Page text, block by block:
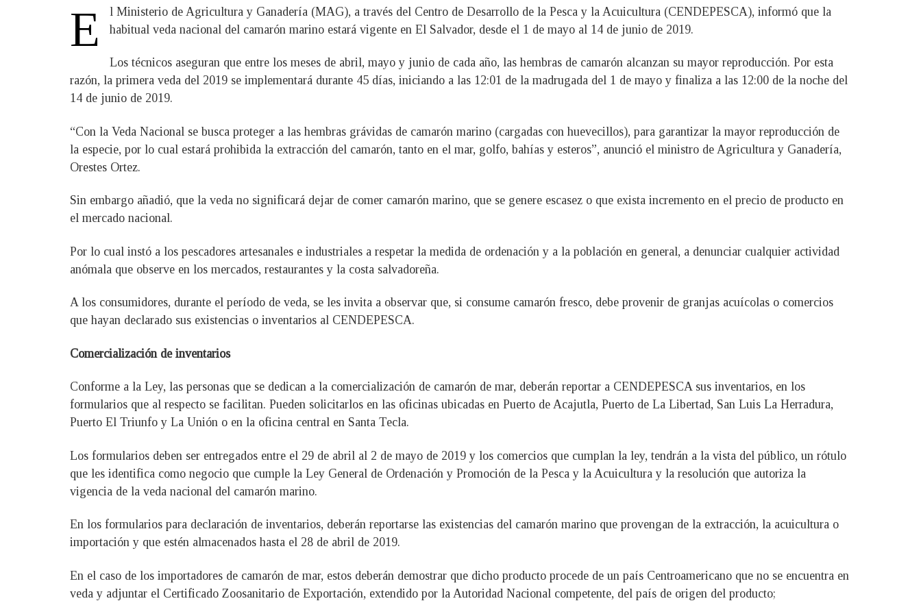
E
l Ministerio de Agricultura y Ganadería (MAG), a través del Centro de Desarrollo de la Pesca y la Acuicultura (CENDEPESCA), informó que la
habitual veda nacional del camarón marino estará vigente en El Salvador, desde el 1 de mayo al 14 de junio de 2019.
Los técnicos aseguran que entre los meses de abril, mayo y junio de cada año, las hembras de camarón alcanzan su mayor reproducción. Por esta
razón, la primera veda del 2019 se implementará durante 45 días, iniciando a las 12:01 de la madrugada del 1 de mayo y finaliza a las 12:00 de la noche del
14 de junio de 2019.
“Con la Veda Nacional se busca proteger a las hembras grávidas de camarón marino (cargadas con huevecillos), para garantizar la mayor reproducción de
la especie, por lo cual estará prohibida la extracción del camarón, tanto en el mar, golfo, bahías y esteros”, anunció el ministro de Agricultura y Ganadería,
Orestes Ortez.
Sin embargo añadió, que la veda no significará dejar de comer camarón marino, que se genere escasez o que exista incremento en el precio de producto en
el mercado nacional.
Por lo cual instó a los pescadores artesanales e industriales a respetar la medida de ordenación y a la población en general, a denunciar cualquier actividad
anómala que observe en los mercados, restaurantes y la costa salvadoreña.
A los consumidores, durante el período de veda, se les invita a observar que, si consume camarón fresco, debe provenir de granjas acuícolas o comercios
que hayan declarado sus existencias o inventarios al CENDEPESCA.
Comercialización de inventarios
Conforme a la Ley, las personas que se dedican a la comercialización de camarón de mar, deberán reportar a CENDEPESCA sus inventarios, en los
formularios que al respecto se facilitan. Pueden solicitarlos en las oficinas ubicadas en Puerto de Acajutla, Puerto de La Libertad, San Luis La Herradura,
Puerto El Triunfo y La Unión o en la oficina central en Santa Tecla.
Los formularios deben ser entregados entre el 29 de abril al 2 de mayo de 2019 y los comercios que cumplan la ley, tendrán a la vista del público, un rótulo
que les identifica como negocio que cumple la Ley General de Ordenación y Promoción de la Pesca y la Acuicultura y la resolución que autoriza la
vigencia de la veda nacional del camarón marino.
En los formularios para declaración de inventarios, deberán reportarse las existencias del camarón marino que provengan de la extracción, la acuicultura o
importación y que estén almacenados hasta el 28 de abril de 2019.
En el caso de los importadores de camarón de mar, estos deberán demostrar que dicho producto procede de un país Centroamericano que no se encuentra en
veda y adjuntar el Certificado Zoosanitario de Exportación, extendido por la Autoridad Nacional competente, del país de origen del producto;